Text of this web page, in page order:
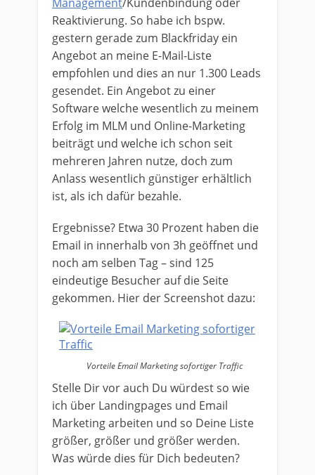
Management/Kundenbindung oder
Reaktivierung. So habe ich bspw.
gestern gerade zum Blackfriday ein
Angebot an meine E-Mail-Liste
empfohlen und dies an nur 1.300 Leads
gesendet. Ein Angebot zu einer
Software welche wesentlich zu meinem
Erfolg im MLM und Online-Marketing
beiträgt und welche ich schon seit
mehreren Jahren nutze, doch zum
Anlass wesentlich günstiger erhältlich
ist, als ich dafür bezahle.
Ergebnisse? Etwa 30 Prozent haben die
Email in innerhalb von 3h geöffnet und
noch am selben Tag – sind 125
eindeutige Besucher auf die Seite
gekommen. Hier der Screenshot dazu:
Vorteile Email Marketing sofortiger Traffic
Stelle Dir vor auch Du würdest so wie
ich über Landingpages und Email
Marketing arbeiten und so Deine Liste
größer, größer und größer werden.
Was würde dies für Dich bedeuten?